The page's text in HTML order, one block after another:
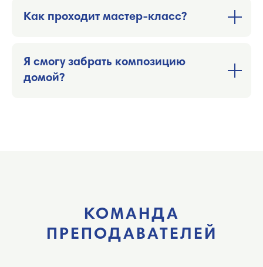
Как проходит мастер-класс?
Я смогу забрать композицию
домой?
КОМАНДА
ПРЕПОДАВАТЕЛЕЙ